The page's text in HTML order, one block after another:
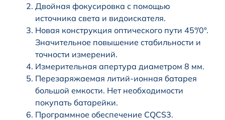
Двойная фокусировка с помощью
источника света и видоискателя.
Новая конструкция оптического пути 45°/0°.
Значительное повышение стабильности и
точности измерений.
Измерительная апертура диаметром 8 мм.
Перезаряжаемая литий-ионная батарея
большой емкости. Нет необходимости
покупать батарейки.
Программное обеспечение CQCS3.